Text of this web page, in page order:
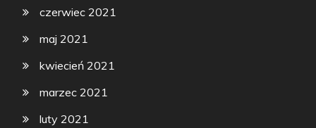
czerwiec 2021
maj 2021
kwiecień 2021
marzec 2021
luty 2021